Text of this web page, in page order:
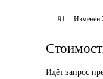
91 Изменён
Идёт запрос